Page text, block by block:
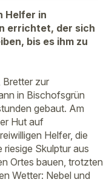
Helfer in
errichtet, der sich
bis es ihm zu
Bretter zur
in Bischofsgrün
gebaut. Am
Hut auf
Helfer, die
Skulptur aus
Ortes bauen, trotzten
Wetter: Nebel und